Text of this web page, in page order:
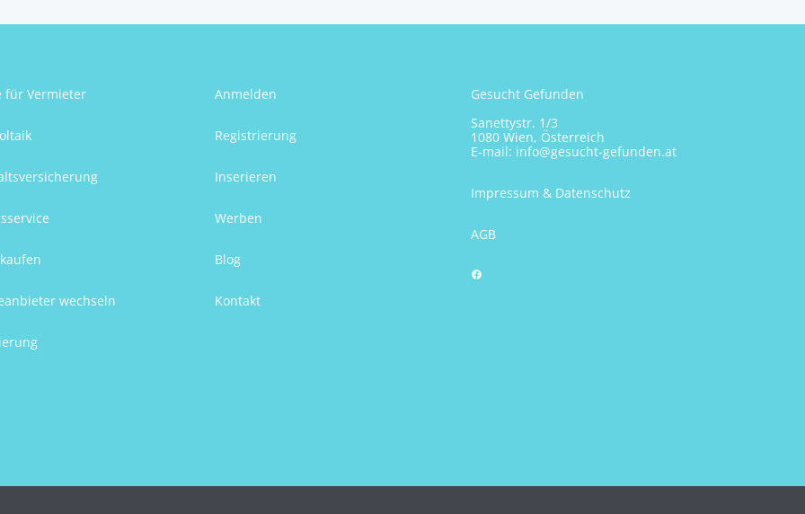
für Vermieter
wechseln
Anmelden
Registrierung
Inserieren
Werben
Blog
Kontakt
Gesucht Gefunden
Sanettystr. 1/3
1080 Wien, Österreich
E-mail: info@gesucht-gefunden.at
Impressum & Datenschutz
AGB
Facebook